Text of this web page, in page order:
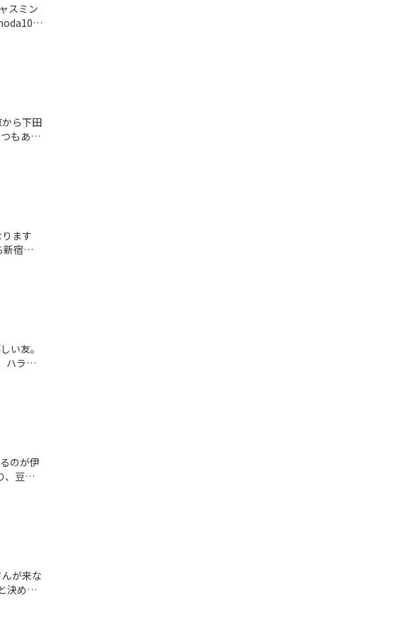
た落ち
30
円
スで食
舌が
トさ
を驚か
#ムス
スミン
ら下田
もある
てお
れな
日は団
すべ
その
してみ
んご
タレ
れて
」とか
、な
。分
）。
和風
ッカ
#団子 #
新宿
じ
場の
ねる
臓に悪
ってた
んが恋
るべき
場然と
は金
めは
に巡り
宵も乾
葉が
加減わ
ださ
心の
うで
決めて
れ